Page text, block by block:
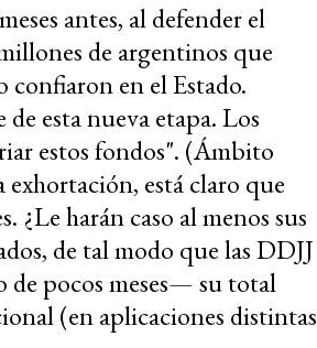
antes, al defender el
de argentinos que
confiaron en el Estado.
esta nueva etapa. Los
estos fondos". (Ámbito
exhortación, está claro que
¿Le harán caso al menos sus
de tal modo que las DDJJ
pocos meses— su total
(en aplicaciones distintas